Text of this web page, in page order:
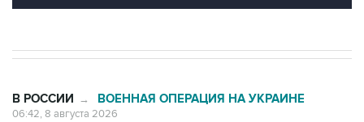
В РОССИИ → ВОЕННАЯ ОПЕРАЦИЯ НА УКРАИНЕ
06:42, 8 августа 2026